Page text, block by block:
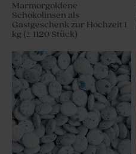
Marmorgoldene
Schokolinsen als
Gastgeschenk zur Hochzeit 1
kg (± 1120 Stück)